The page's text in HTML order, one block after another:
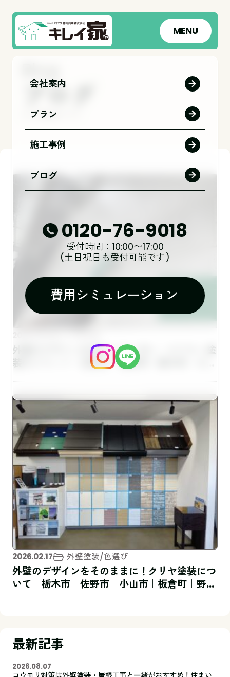
MENU
会社案内
プラン
施工事例
ブログ
0120-76-9018
受付時間：10:00〜17:00
(土日祝日も受付可能です)
費用シミュレーション
ブログ
トップページ
外壁のデザインを活かしたい方へ｜クリヤー塗
装のメリット・注意点 佐野市｜栃木市｜小山
店 キレイ家
2026.02.17 外壁塗装 色選び
外壁のデザインをそのままに！クリヤ塗装につ
いて 栃木市｜佐野市｜小山市｜板倉町｜野木
最新記事
2026.08.07